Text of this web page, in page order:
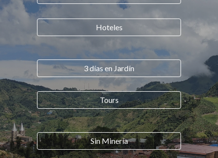
Hoteles
3 días en Jardín
Tours
Sin Minería